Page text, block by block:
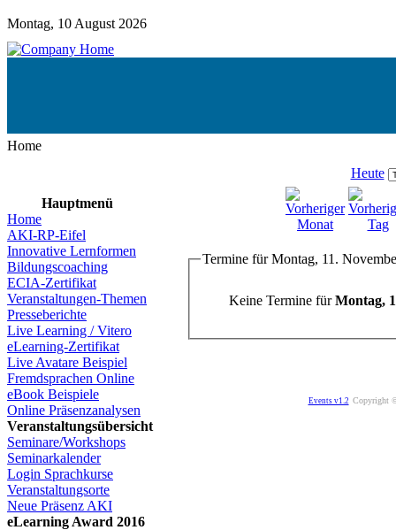
Montag, 10 August 2026
Home
Hauptmenü
Home
AKI-RP-Eifel
Innovative Lernformen
Bildungscoaching
ECIA-Zertifikat
Veranstaltungen-Themen
Presseberichte
Live Learning / Vitero
eLearning-Zertifikat
Live Avatare Beispiel
Fremdsprachen Online
eBook Beispiele
Online Präsenzanalysen
Veranstaltungsübersicht
Seminare/Workshops
Seminarkalender
Login Sprachkurse
Veranstaltungsorte
Neue Präsenz AKI
eLearning Award 2016
Heute
Termine für Montag, 11.
Keine Termine fürMontag,
Events v1.2 Copyright